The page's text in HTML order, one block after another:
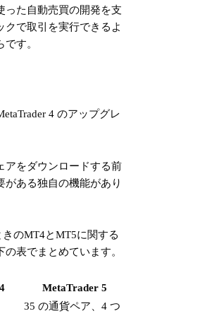
った自動売買の開発を支
クで取引を実行できるよ
す。
4 のアップグレ
アをダウンロードする前
がある独自の機能があり
のMT4とMT5に関する
表でまとめています。
MetaTrader 5
35 の通貨ペア、4 つ